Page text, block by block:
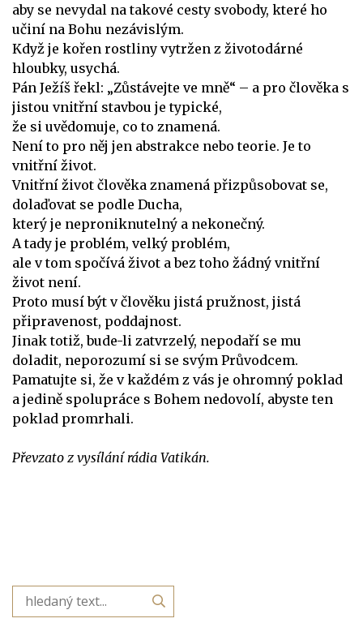
aby se nevydal na takové cesty svobody, které ho
učiní na Bohu nezávislým.
Když je kořen rostliny vytržen z životodárné
hloubky, usychá.
Pán Ježíš řekl: „Zůstávejte ve mně“ – a pro člověka s
jistou vnitřní stavbou je typické,
že si uvědomuje, co to znamená.
Není to pro něj jen abstrakce nebo teorie. Je to
vnitřní život.
Vnitřní život člověka znamená přizpůsobovat se,
dolaďovat se podle Ducha,
který je neproniknutelný a nekonečný.
A tady je problém, velký problém,
ale v tom spočívá život a bez toho žádný vnitřní
život není.
Proto musí být v člověku jistá pružnost, jistá
připravenost, poddajnost.
Jinak totiž, bude-li zatvrzelý, nepodaří se mu
doladit, neporozumí si se svým Průvodcem.
Pamatujte si, že v každém z vás je ohromný poklad
a jedině spolupráce s Bohem nedovolí, abyste ten
poklad promrhali.
Převzato z vysílání rádia Vatikán.